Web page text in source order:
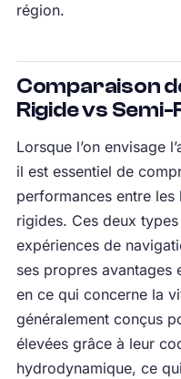
région.
Comparaison
Rigide vs Semi-
Lorsque l’on envisage
il est essentiel de
performances entre
rigides. Ces deux
expériences de
ses propres avantages
en ce qui concerne la
généralement conçus
élevées grâce à leur
hydrodynamique, ce